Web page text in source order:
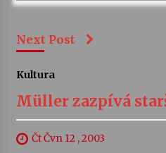
Next Post
Kultura
Müller zazpívá
Čt Čvn 12 , 2003